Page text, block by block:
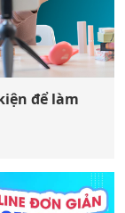
để làm